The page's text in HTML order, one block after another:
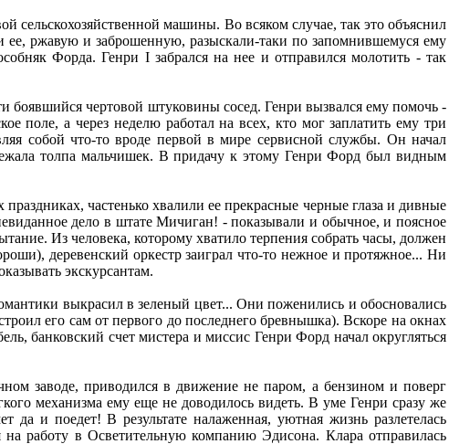
сельскохозяйственной машины. Во всяком случае, так это объяснил
ржавую и заброшенную, разыскали-таки по запомнившемуся ему
Форда. Генри I забрался на нее и отправился молотить - так
боявшийся чертовой штуковины сосед. Генри вызвался ему помочь -
поле, а через неделю работал на всех, кто мог заплатить ему три
собой что-то вроде первой в мире сервисной службы. Он начал
толпа мальчишек. В придачу к этому Генри Форд был видным
частенько хвалили ее прекрасные черные глаза и дивные
дело в штате Мичиган! - показывали и обычное, и поясное
Из человека, которому хватило терпения собрать часы, должен
деревенский оркестр заиграл что-то нежное и протяжное... Ни
экскурсантам.
выкрасил в зеленый цвет... Они поженились и обосновались
его сам от первого до последнего бревнышка). Вскоре на окнах
банковский счет мистера и миссис Генри Форд начал округляться
заводе, приводился в движение не паром, а бензином и поверг
механизма ему еще не доводилось видеть. В уме Генри сразу же
да и поедет! В результате налаженная, уютная жизнь разлетелась
на работу в Осветительную компанию Эдисона. Клара отправилась